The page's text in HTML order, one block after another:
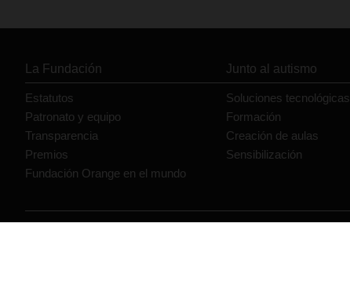
La Fundación
Estatutos
Patronato y equipo
Transparencia
Premios
Fundación Orange en el mundo
Junto al autismo
Soluciones tecnológicas
Formación
Creación de aulas
Sensibilización